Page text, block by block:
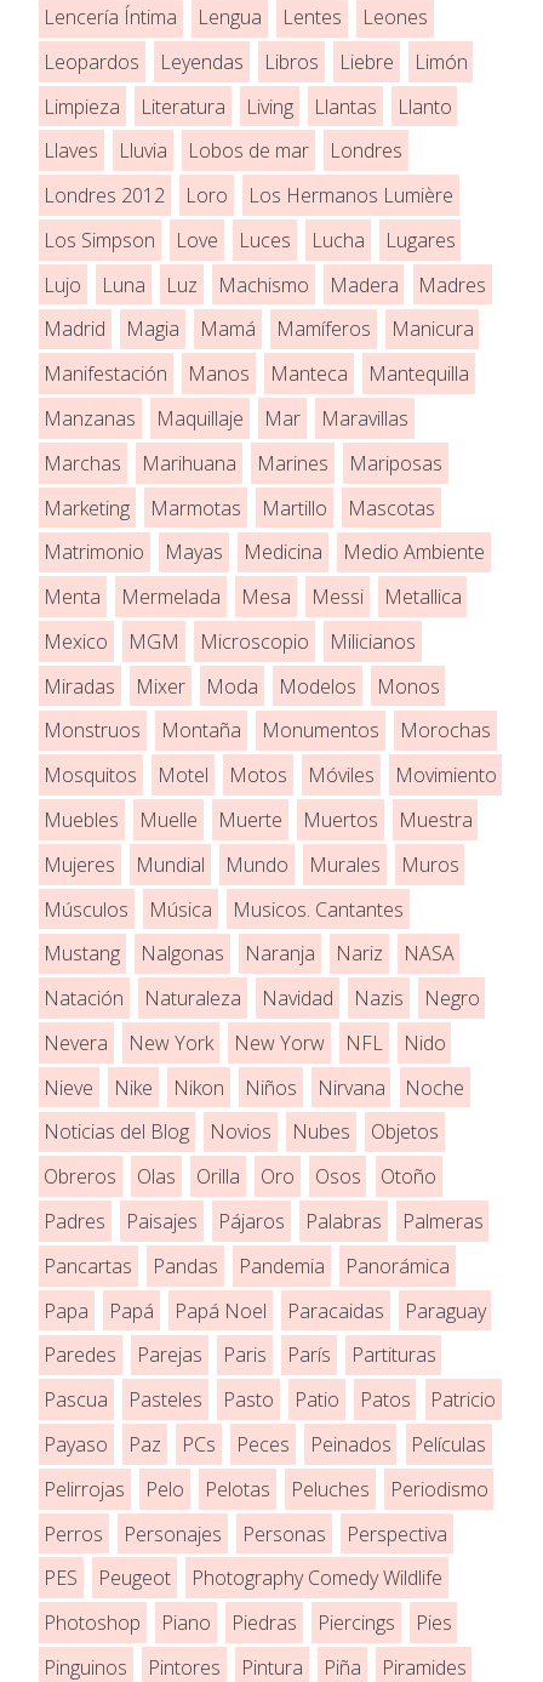
Lencería Íntima
Lengua Lentes
Leones
Leopardos
Leyendas Libros Liebre
Limón
Limpieza
Literatura Living Llantas
Llanto
Llaves
Lluvia Lobos de mar
Londres
Londres 2012
Loro
Los Hermanos Lumière
Los Simpson
Love Luces Lucha
Lugares
Lujo
Luna Luz Machismo Madera
Madres
Madrid
Magia Mamá Mamíferos
Manicura
Manifestación
Manos Manteca
Mantequilla
Manzanas
Maquillaje Mar
Maravillas
Marchas
Marihuana Marines
Mariposas
Marketing
Marmotas Martillo
Mascotas
Matrimonio
Mayas Medicina
Medio Ambiente
Menta
Mermelada Mesa Messi
Metallica
Mexico
MGM Microscopio
Milicianos
Miradas
Mixer Moda Modelos
Monos
Monstruos
Montaña Monumentos
Morochas
Mosquitos
Motel Motos Móviles
Movimiento
Muebles
Muelle Muerte Muertos
Muestra
Mujeres
Mundial Mundo Murales
Muros
Músculos
Música
Musicos. Cantantes
Mustang
Nalgonas Naranja Nariz
NASA
Natación
Naturaleza Navidad Nazis
Negro
Nevera
New York New Yorw NFL
Nido
Nieve
Nike Nikon Niños Nirvana
Noche
Noticias del Blog
Novios Nubes
Objetos
Obreros
Olas Orilla Oro Osos
Otoño
Padres
Paisajes Pájaros Palabras
Palmeras
Pancartas
Pandas Pandemia
Panorámica
Papa
Papá Papá Noel Paracaidas
Paraguay
Paredes
Parejas Paris París
Partituras
Pascua
Pasteles Pasto Patio Patos
Patricio
Payaso
Paz PCs Peces Peinados
Películas
Pelirrojas
Pelo Pelotas Peluches
Periodismo
Perros
Personajes Personas
Perspectiva
PES
Peugeot
Photography Comedy Wildlife
Photoshop
Piano Piedras Piercings
Pies
Pinguinos
Pintores Pintura Piña
Piramides